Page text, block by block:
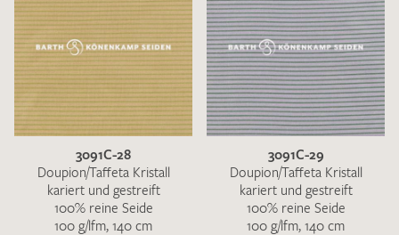
3091C-28
Doupion/Taffeta Kristall
kariert und gestreift
100% reine Seide
100 g/lfm, 140 cm
3091C-29
Doupion/Taffeta Kristall
kariert und gestreift
100% reine Seide
100 g/lfm, 140 cm